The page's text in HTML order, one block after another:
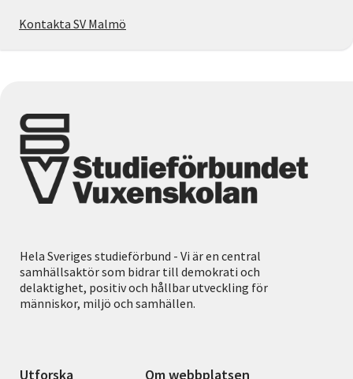
Kontakta SV Malmö
Hela Sveriges studieförbund - Vi är en central
samhällsaktör som bidrar till demokrati och
delaktighet, positiv och hållbar utveckling för
människor, miljö och samhällen.
Utforska Om webbplatsen